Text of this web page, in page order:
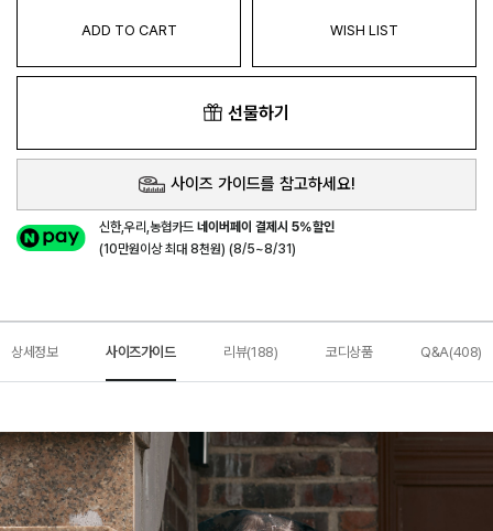
ADD TO CART WISH LIST
선물하기
사이즈 가이드를 참고하세요!
신한,우리,농협카드네이버페이 결제시 5%할인
(10만원이상 최대 8천원) (8/5~8/31)
상세정보 사이즈가이드 리뷰(188) 코디상품 Q&A(408)